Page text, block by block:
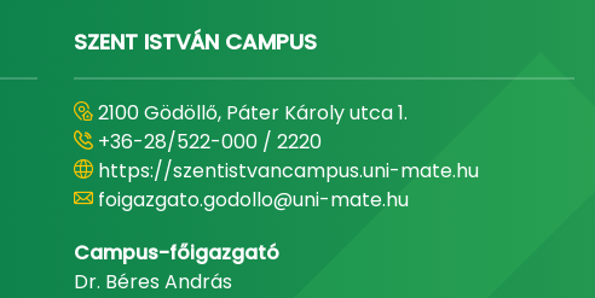
SZENT ISTVÁN CAMPUS
2100 Gödöllő, Páter Károly utca 1.
+36-28/522-000 / 2220
https://szentistvancampus.uni-mate.hu
foigazgato.godollo@uni-mate.hu
Campus-főigazgató
Dr. Béres András